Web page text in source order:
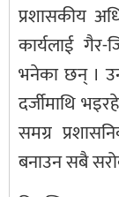
प्रशासकीय
कार्यलाई गैर-
भनेका छन् ।
दर्जीमाथि
समग्र
बनाउन सबै